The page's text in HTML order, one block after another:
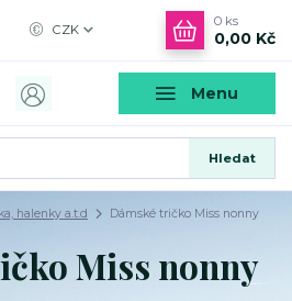
Menu
CZK
Hledat
0 ks
0,00 Kč
halenky a.t.d Dámské tričko Miss nonny
Miss nonny